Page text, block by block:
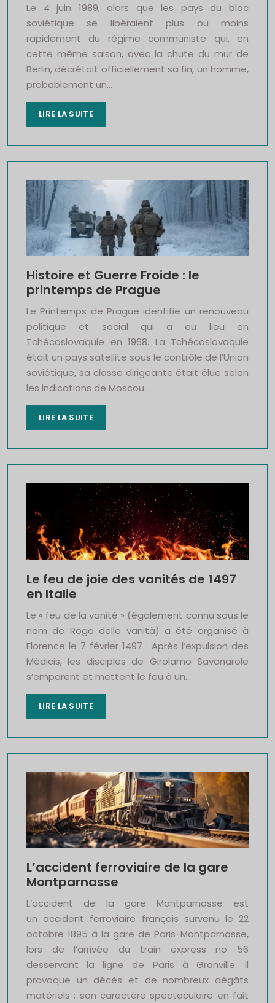
Le 4 juin 1989, alors que les pays du bloc
soviétique se libéraient plus ou moins
rapidement du régime communiste qui, en
cette même saison, avec la chute du mur de
Berlin, décrétait officiellement sa fin, un homme,
probablement un…
LIRE LA SUITE
Histoire et Guerre Froide : le
printemps de Prague
Le Printemps de Prague identifie un renouveau
politique et social qui a eu lieu en
Tchécoslovaquie en 1968. La Tchécoslovaquie
était un pays satellite sous le contrôle de l’Union
soviétique, sa classe dirigeante était élue selon
les indications de Moscou…
LIRE LA SUITE
Le feu de joie des vanités de 1497
en Italie
Le « feu de la vanité » (également connu sous le
nom de Rogo delle vanità) a été organisé à
Florence le 7 février 1497 : Après l’expulsion des
Médicis, les disciples de Girolamo Savonarole
s’emparent et mettent le feu à un…
LIRE LA SUITE
L’accident ferroviaire de la gare
Montparnasse
L’accident de la gare Montparnasse est
un accident ferroviaire français survenu le 22
octobre 1895 à la gare de Paris-Montparnasse,
lors de l’arrivée du train express no 56
desservant la ligne de Paris à Granville. Il
provoque un décès et de nombreux dégâts
matériels ; son caractère spectaculaire en fait